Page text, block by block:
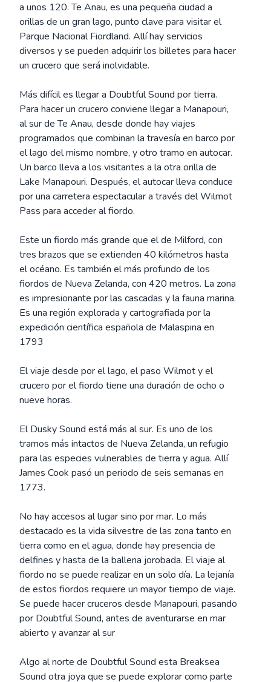
a unos 120. Te Anau, es una pequeña ciudad a
orillas de un gran lago, punto clave para visitar el
Parque Nacional Fiordland. Allí hay servicios
diversos y se pueden adquirir los billetes para hacer
un crucero que será inolvidable.
Más difícil es llegar a Doubtful Sound por tierra.
Para hacer un crucero conviene llegar a Manapouri,
al sur de Te Anau, desde donde hay viajes
programados que combinan la travesía en barco por
el lago del mismo nombre, y otro tramo en autocar.
Un barco lleva a los visitantes a la otra orilla de
Lake Manapouri. Después, el autocar lleva conduce
por una carretera espectacular a través del Wilmot
Pass para acceder al fiordo.
Este un fiordo más grande que el de Milford, con
tres brazos que se extienden 40 kilómetros hasta
el océano. Es también el más profundo de los
fiordos de Nueva Zelanda, con 420 metros. La zona
es impresionante por las cascadas y la fauna marina.
Es una región explorada y cartografiada por la
expedición científica española de Malaspina en
1793
El viaje desde por el lago, el paso Wilmot y el
crucero por el fiordo tiene una duración de ocho o
nueve horas.
El Dusky Sound está más al sur. Es uno de los
tramos más intactos de Nueva Zelanda, un refugio
para las especies vulnerables de tierra y agua. Allí
James Cook pasó un periodo de seis semanas en
1773.
No hay accesos al lugar sino por mar. Lo más
destacado es la vida silvestre de las zona tanto en
tierra como en el agua, donde hay presencia de
delfines y hasta de la ballena jorobada. El viaje al
fiordo no se puede realizar en un solo día. La lejanía
de estos fiordos requiere un mayor tiempo de viaje.
Se puede hacer cruceros desde Manapouri, pasando
por Doubtful Sound, antes de aventurarse en mar
abierto y avanzar al sur
Algo al norte de Doubtful Sound esta Breaksea
Sound otra joya que se puede explorar como parte